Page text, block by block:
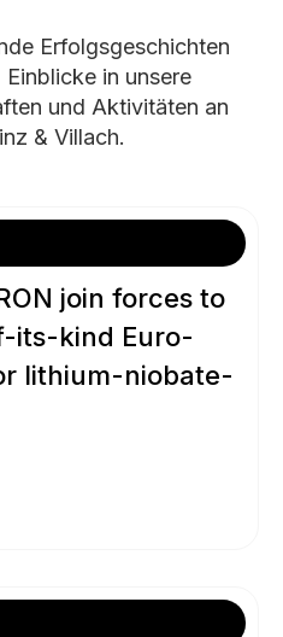
Erfolgsgeschichten
in unsere
und Aktivitäten an
& Villach.
join forces to
its-kind Euro­
lithium-niobate-